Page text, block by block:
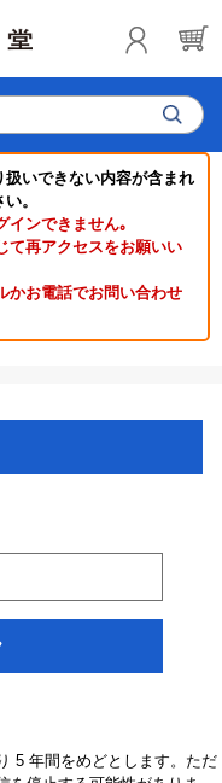
いできない内容が含まれ
。
インできません｡
て再アクセスをお願いい
かお電話でお問い合わせ
5 年間をめどとします。ただ